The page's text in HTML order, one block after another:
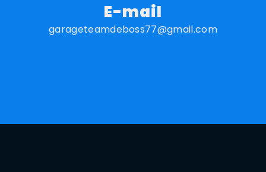
E-mail
garageteamdeboss77@gmail.com